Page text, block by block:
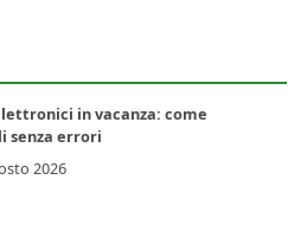
in vacanza: come
senza errori
2026